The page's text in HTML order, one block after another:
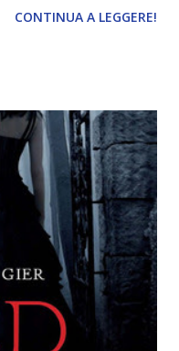
le valigie che si
un obiettivo facile facile:
mare, mare !
libro nel quale il mare è
sirene, un libro con
importante nella storia
ecc . l'Oceania
una cover molto, ...
CONTINUA A LEGGERE!